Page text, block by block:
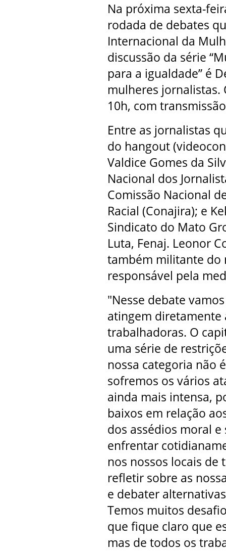
Na próxima sexta-
rodada de debates
Internacional da
discussão da série
para a igualdade” é
mulheres
10h, com
Entre as jornalistas
do hangout
Valdice Gomes da
Nacional dos
Comissão Nacional
Racial (Conajira); e
Sindicato do Mato
Luta, Fenaj. Leonor
também militante do
responsável pela
"Nesse debate
atingem diretamente
trabalhadoras. O
uma série de
nossa categoria não
sofremos os vários
ainda mais intensa,
baixos em relação
dos assédios moral
enfrentar
nos nossos locais
refletir sobre as
e debater
Temos muitos
que fique claro que
mas de todos os